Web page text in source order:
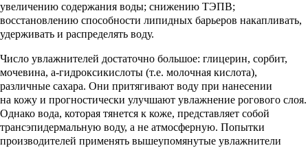
увеличению содержания воды; снижению ТЭПВ;
восстановлению способности липидных барьеров накапливать,
удерживать и распределять воду.
Число увлажнителей достаточно большое: глицерин, сорбит,
мочевина, a-гидроксикислоты (т.е. молочная кислота),
различные сахара. Они притягивают воду при нанесении
на кожу и прогностически улучшают увлажнение рогового слоя.
Однако вода, которая тянется к коже, представляет собой
трансэпидермальную воду, а не атмосферную. Попытки
производителей применять вышеупомянутые увлажнители